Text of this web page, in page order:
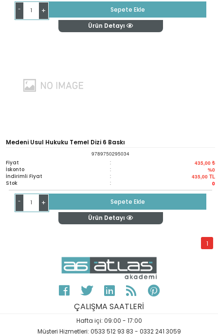
- +
Sepete Ekle
Ürün Detayı
Medeni Usul Hukuku Temel Dizi 6 Baskı
9789750295034
Fiyat : 435,00 ₺
İskonto : %0
İndirimli Fiyat : 435,00 TL
Stok : 0
- +
Sepete Ekle
Ürün Detayı
1
ÇALIŞMA SAATLERİ
Hafta içi: 09:00 - 17:00
Müşteri Hizmetleri: 0533 512 93 83 - 0332 241 3059